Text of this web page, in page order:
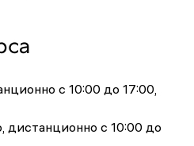
с 10:00 до 17:00,
дистанционно с 10:00 до